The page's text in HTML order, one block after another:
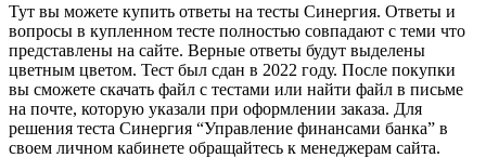
Тут вы можете купить ответы на тесты Синергия. Ответы и
вопросы в купленном тесте полностью совпадают с теми что
представлены на сайте. Верные ответы будут выделены
цветным цветом. Тест был сдан в 2022 году. После покупки
вы сможете скачать файл с тестами или найти файл в письме
на почте, которую указали при оформлении заказа. Для
решения теста Синергия “Управление финансами банка” в
своем личном кабинете обращайтесь к менеджерам сайта.